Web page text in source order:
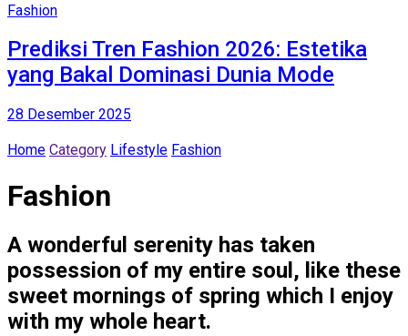
Fashion
Prediksi Tren Fashion 2026: Estetika
yang Bakal Dominasi Dunia Mode
28 Desember 2025
Home Category Lifestyle Fashion
Fashion
A wonderful serenity has taken
possession of my entire soul, like these
sweet mornings of spring which I enjoy
with my whole heart.